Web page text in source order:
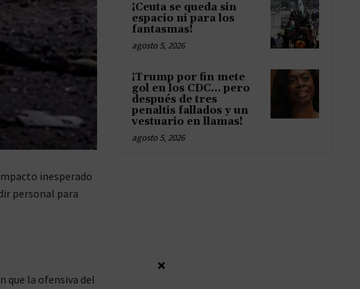
inesperado
personal para
que la ofensiva del
¡Ceuta se queda sin
espacio ni para los
fantasmas!
agosto 5, 2026
¡Trump por fin mete
gol en los CDC… pero
después de tres
penaltis fallados y un
vestuario en llamas!
agosto 5, 2026
×